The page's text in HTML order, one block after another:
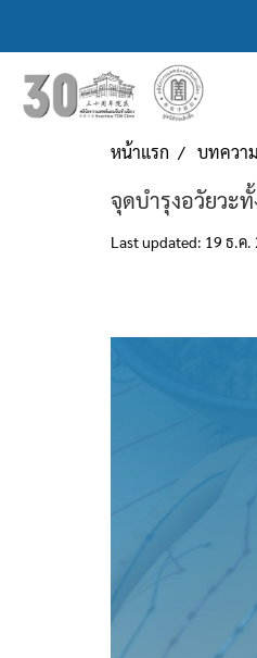
หน้าแรก บทควา
จุดบำรุงอวัยวะ
Last updated: 19 ธ.ค.